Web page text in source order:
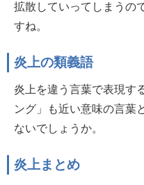
拡散していってしまうの
すね。
炎上の類義語
炎上を違う言葉で表現す
ング」も近い意味の言葉
ないでしょうか。
炎上まとめ